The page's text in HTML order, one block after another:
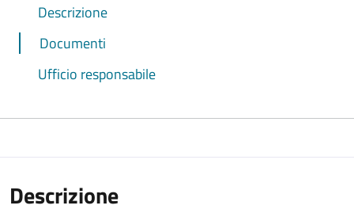
Descrizione
Documenti
Ufficio responsabile
Descrizione